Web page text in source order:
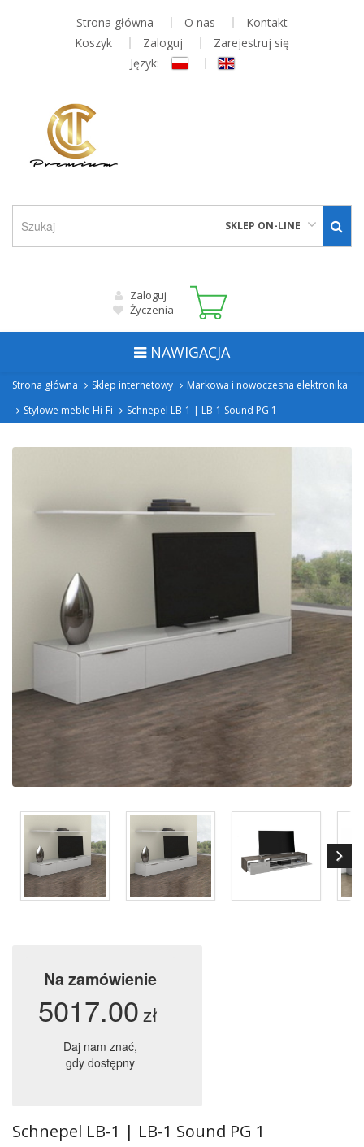
Strona główna O nas
Kontakt
Koszyk
Zaloguj
Zarejestruj się
Język:
SKLEP ON-LINE
Zaloguj
Życzenia
NAWIGACJA
Strona główna Sklep internetowy
Markowa i nowoczesna elektronika
Stylowe meble Hi-Fi
Schnepel LB-1 | LB-1 Sound PG 1
Na zamówienie
5017.00zł
Daj nam znać,
gdy dostępny
Schnepel LB-1 | LB-1 Sound PG 1